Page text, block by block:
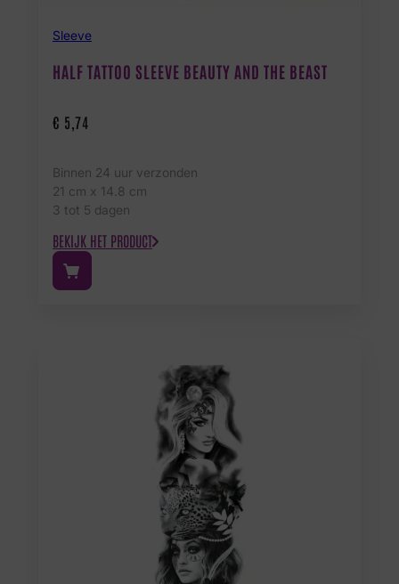
Sleeve
HALF TATTOO SLEEVE BEAUTY AND THE BEAST
€ 5,74
Binnen 24 uur verzonden
21 cm x 14.8 cm
3 tot 5 dagen
BEKIJK HET PRODUCT